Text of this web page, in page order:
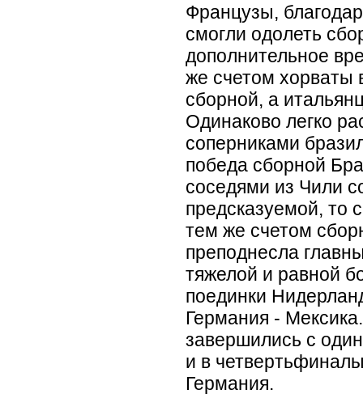
Французы,
смогли одолеть
дополнительное
же счетом хорваты
сборной, а
Одинаково легко
соперниками
победа сборной
соседями из Чили
предсказуемой, то
тем же счетом
преподнесла
тяжелой и равной
поединки
Германия -
завершились с
и в
Германия.